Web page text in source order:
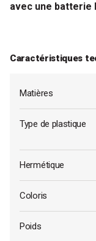
avec une batterie
Caractéristiques
Matières
Type de plastique
Hermétique
Coloris
Poids